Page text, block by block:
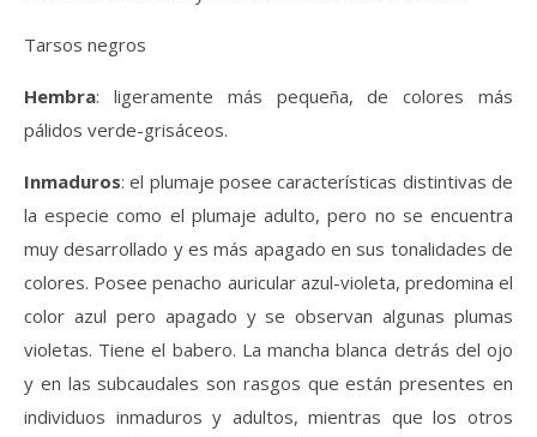
Tarsos negros
Hembra: ligeramente más pequeña, de colores más
pálidos verde-grisáceos.
Inmaduros: el plumaje posee características distintivas de
la especie como el plumaje adulto, pero no se encuentra
muy desarrollado y es más apagado en sus tonalidades de
colores. Posee penacho auricular azul-violeta, predomina el
color azul pero apagado y se observan algunas plumas
violetas. Tiene el babero. La mancha blanca detrás del ojo
y en las subcaudales son rasgos que están presentes en
individuos inmaduros y adultos, mientras que los otros